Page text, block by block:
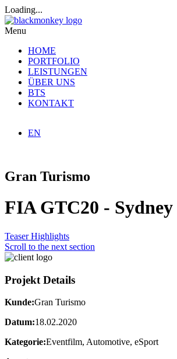
Loading...
Menu
HOME
PORTFOLIO
LEISTUNGEN
ÜBER UNS
BTS
KONTAKT
EN
Gran Turismo
FIA GTC20 - Sydney
TeaserHighlights
Scroll to the next section
Projekt Details
Kunde:Gran Turismo
Datum:18.02.2020
Kategorie:Eventfilm, Automotive, eSport